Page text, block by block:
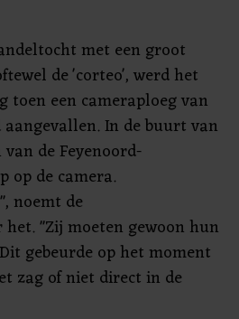
met een groot
de 'corteo', werd het
toen een cameraploeg van
In de buurt van
de Feyenoord-
op de camera.
noemt de
"Zij moeten gewoon hun
gebeurde op het moment
zag of niet direct in de